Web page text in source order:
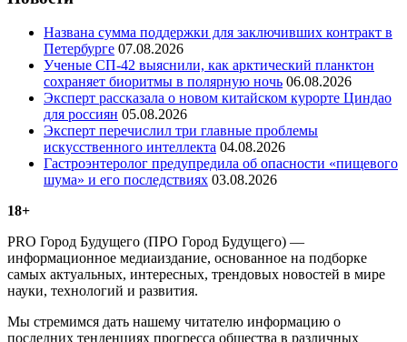
Названа сумма поддержки для заключивших контракт в
Петербурге 07.08.2026
Ученые СП-42 выяснили, как арктический планктон
сохраняет биоритмы в полярную ночь 06.08.2026
Эксперт рассказала о новом китайском курорте Циндао
для россиян 05.08.2026
Эксперт перечислил три главные проблемы
искусственного интеллекта 04.08.2026
Гастроэнтеролог предупредила об опасности «пищевого
шума» и его последствиях 03.08.2026
18+
PRO Город Будущего (ПРО Город Будущего) —
информационное медиаиздание, основанное на подборке
самых актуальных, интересных, трендовых новостей в мире
науки, технологий и развития.
Мы стремимся дать нашему читателю информацию о
последних тенденциях прогресса общества в различных